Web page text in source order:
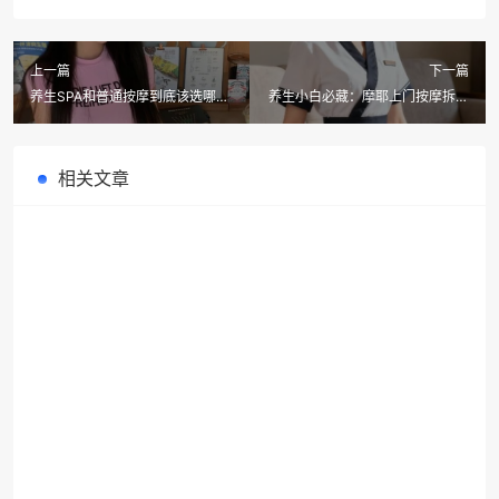
上一篇
养生SPA和普通按摩到底该选哪
个？摩耶上门按摩一篇说清！今夜
下一篇
养生小白必藏：摩耶上门按摩拆解
养生 SPA 与按摩的核心区别
相关文章